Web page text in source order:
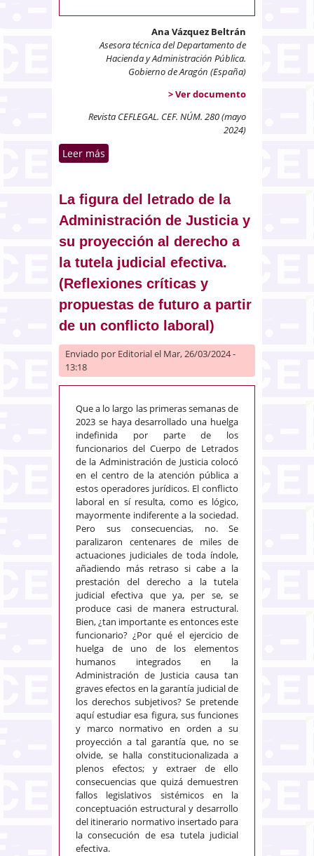
Ana Vázquez Beltrán
Asesora técnica del Departamento de
Hacienda y Administración Pública.
Gobierno de Aragón (España)
> Ver documento
Revista CEFLEGAL. CEF. NÚM. 280 (mayo
2024)
Leer más
para la reflexión
La figura del letrado de la
Administración de Justicia y
su proyección al derecho a
la tutela judicial efectiva.
(Reflexiones críticas y
propuestas de futuro a partir
de un conflicto laboral)
Enviado por Editorialel Mar, 26/03/2024 -
13:18
Que a lo largo las primeras semanas de
2023 se haya desarrollado una huelga
indefinida por parte de los
funcionarios del Cuerpo de Letrados
de la Administración de Justicia colocó
en el centro de la atención pública a
estos operadores jurídicos. El conflicto
laboral en sí resulta, como es lógico,
mayormente indiferente a la sociedad.
Pero sus consecuencias, no. Se
paralizaron centenares de miles de
actuaciones judiciales de toda índole,
añadiendo más retraso si cabe a la
prestación del derecho a la tutela
judicial efectiva que ya, per se, se
produce casi de manera estructural.
Bien, ¿tan importante es entonces este
funcionario? ¿Por qué el ejercicio de
huelga de uno de los elementos
humanos integrados en la
Administración de Justicia causa tan
graves efectos en la garantía judicial de
los derechos subjetivos? Se pretende
aquí estudiar esa figura, sus funciones
y marco normativo en orden a su
proyección a tal garantía que, no se
olvide, se halla constitucionalizada a
plenos efectos; y extraer de ello
consecuencias que quizá demuestren
fallos legislativos sistémicos en la
conceptuación estructural y desarrollo
del itinerario normativo insertado para
la consecución de esa tutela judicial
efectiva.